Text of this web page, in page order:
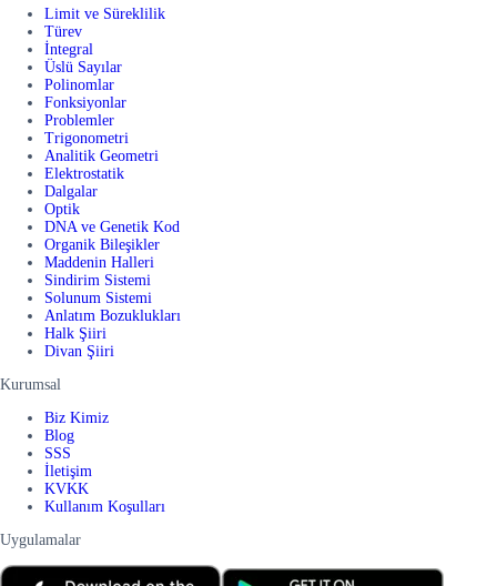
Limit ve Süreklilik
Türev
İntegral
Üslü Sayılar
Polinomlar
Fonksiyonlar
Problemler
Trigonometri
Analitik Geometri
Elektrostatik
Dalgalar
Optik
DNA ve Genetik Kod
Organik Bileşikler
Maddenin Halleri
Sindirim Sistemi
Solunum Sistemi
Anlatım Bozuklukları
Halk Şiiri
Divan Şiiri
Kurumsal
Biz Kimiz
Blog
SSS
İletişim
KVKK
Kullanım Koşulları
Uygulamalar